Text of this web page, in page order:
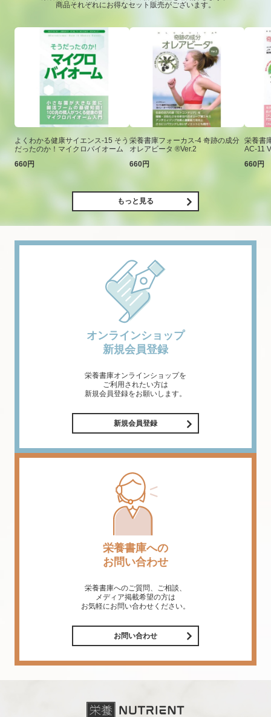
商品それぞれにお得なセット販売がございます。
よくわかる健康サイエンス-15 そう
だったのか！マイクロバイオーム
660円
栄養書庫フォーカス-4 奇跡の成分
オレアビータ ®Ver.2
660円
栄養書
AC-11
660円
もっと見る
オンラインショップ
新規会員登録
栄養書庫オンラインショップを
ご利用されたい方は
新規会員登録をお願いします。
新規会員登録
栄養書庫への
お問い合わせ
栄養書庫へのご質問、ご相談、
メディア掲載希望の方は
お気軽にお問い合わせください。
お問い合わせ